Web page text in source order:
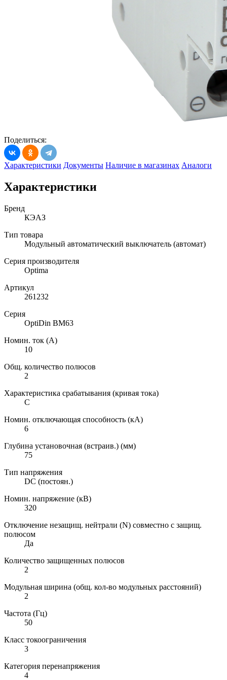
Поделиться:
Характеристики Документы Наличие в магазинах Аналоги
Характеристики
Бренд
КЭАЗ
Тип товара
Модульный автоматический выключатель (автомат)
Серия производителя
Optima
Артикул
261232
Серия
OptiDin BM63
Номин. ток (А)
10
Общ. количество полюсов
2
Характеристика срабатывания (кривая тока)
C
Номин. отключающая способность (кА)
6
Глубина установочная (встраив.) (мм)
75
Тип напряжения
DC (постоян.)
Номин. напряжение (кВ)
320
Отключение незащищ. нейтрали (N) совместно с защищ.
полюсом
Да
Количество защищенных полюсов
2
Модульная ширина (общ. кол-во модульных расстояний)
2
Частота (Гц)
50
Класс токоограничения
3
Категория перенапряжения
4